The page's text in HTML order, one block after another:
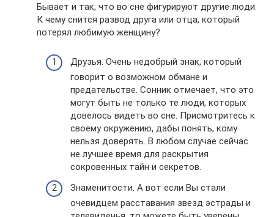
Бывает и так, что во сне фигурируют другие люди.
К чему снится развод друга или отца, который
потерял любимую женщину?
Друзья. Очень недобрый знак, который
говорит о возможном обмане и
предательстве. Сонник отмечает, что это
могут быть не только те люди, которых
довелось видеть во сне. Присмотритесь к
своему окружению, дабы понять, кому
нельзя доверять. В любом случае сейчас
не лучшее время для раскрытия
сокровенных тайн и секретов.
Знаменитости. А вот если Вы стали
очевидцем расставания звезд эстрады и